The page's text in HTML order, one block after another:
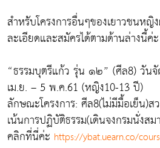
สำหรับโครงการอื่นๆของเยาวชนหญิ
ละเอียดและสมัครได้ตามด้านล่างนี้ค่ะ
“ธรรมบุตรีแก้ว รุ่น ๑๒” (ศีล8) วันจั
เม.ย. – 5 พ.ค.61 (หญิง10-13 ปี)
ลักษณะโครงการ:​ ศีล8(ไม่มีมื้อเย็น)​
เน้นการปฏิบัติธรรม(เดินจงกรมนั่งส
คลิกที่นี่ค่ะ​ https://ybat.uearn.co/